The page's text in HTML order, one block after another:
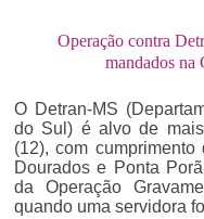
Operação contra
mandados na
O Detran-MS
do Sul) é alvo de
(12), com
Dourados e Ponta
da Operação
quando uma servidora